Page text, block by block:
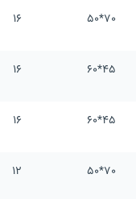
70*50
16
45*60
16
45*60
16
70*50
12